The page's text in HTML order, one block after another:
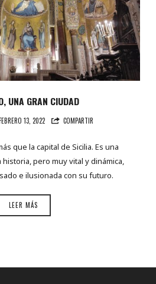
UNA GRAN CIUDAD
13, 2022 COMPARTIR
que la capital de Sicilia. Es una
pero muy vital y dinámica,
e ilusionada con su futuro.
LEER MÁS